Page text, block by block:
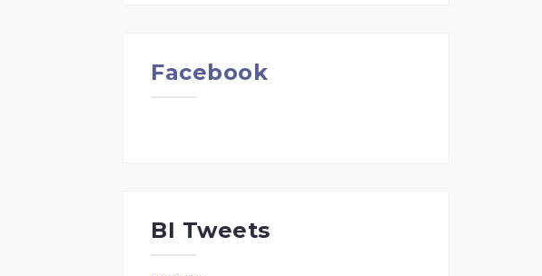
Facebook
BI Tweets